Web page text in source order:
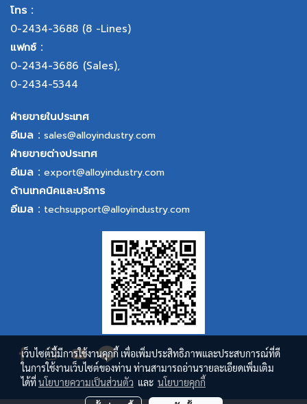
โทร :
0-2434-3688 (8 -Lines)
แฟกซ์ :
0-2434-3686 (Sales),
0-2434-5344
ฝ่ายขายในประเทศ
อีเมล : sales@alloyindustry.com
ฝ่ายขายต่างประเทศ
อีเมล : export@alloyindustry.com
ด้านเทคนิคและบริการ
อีเมล : techsupport@alloyindustry.com
เว็บไซต์นี้มีการใช้งานคุกกี้ เพื่อเพิ่มประสิทธิภาพและประสบการณ์ที่ดี
ในการใช้งานเว็บไซต์ของท่าน ท่านสามารถอ่านรายละเอียดเพิ่มเติม
ได้ที่นโยบายความเป็นส่วนตัว และ นโยบายคุกกี้